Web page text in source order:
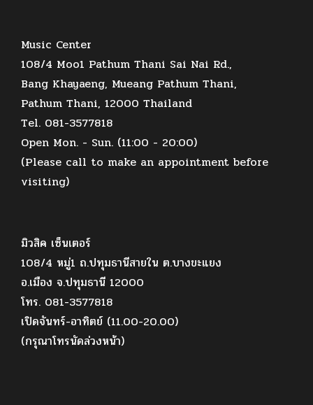
Music Center
108/4 Moo1 Pathum Thani Sai Nai Rd.,
Bang Khayaeng, Mueang Pathum Thani,
Pathum Thani, 12000 Thailand
Tel. 081-3577818
Open Mon. - Sun. (11:00 - 20:00)
(Please call to make an appointment before
visiting)
มิวสิค เซ็นเตอร์
108/4 หมู่1 ถ.ปทุมธานีสายใน ต.บางขะแยง
อ.เมือง จ.ปทุมธานี 12000
โทร. 081-3577818
เปิดจันทร์-อาทิตย์ (11.00-20.00)
(กรุณาโทรนัดล่วงหน้า)